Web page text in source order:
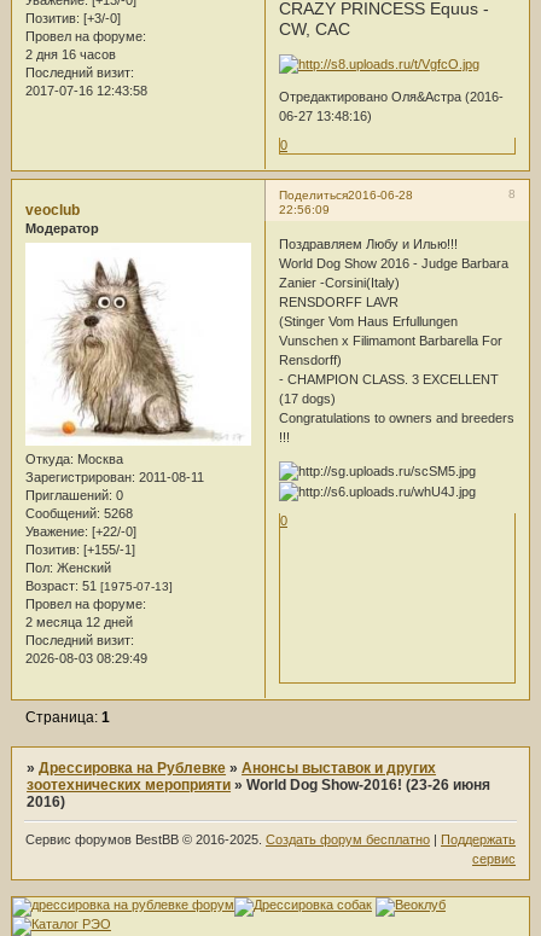
Позитив: [+3/-0]
Провел на форуме:
2 дня 16 часов
Последний визит:
2017-07-16 12:43:58
CRAZY PRINCESS Equus -
CW, CAC
Отредактировано Оля&Астра (2016-
06-27 13:48:16)
0
Поделиться 8
2016-06-28
22:56:09
veoclub
Модератор
Откуда: Москва
Зарегистрирован: 2011-08-11
Приглашений: 0
Сообщений: 5268
Уважение: [+22/-0]
Позитив: [+155/-1]
Пол: Женский
Возраст: 51 [1975-07-13]
Провел на форуме:
2 месяца 12 дней
Последний визит:
2026-08-03 08:29:49
Поздравляем Любу и Илью!!!
World Dog Show 2016 - Judge Barbara
Zanier -Corsini(Italy)
RENSDORFF LAVR
(Stinger Vom Haus Erfullungen
Vunschen x Filimamont Barbarella For
Rensdorff)
- CHAMPION CLASS. 3 EXCELLENT
(17 dogs)
Congratulations to owners and breeders
!!!
0
Страница:1
»Дрессировка на Рублевке »Анонсы выставок и других
зоотехнических мероприяти »World Dog Show-2016! (23-26 июня
2016)
Сервис форумов BestBB © 2016-2025.Создать форум бесплатно
Поддержать
сервис